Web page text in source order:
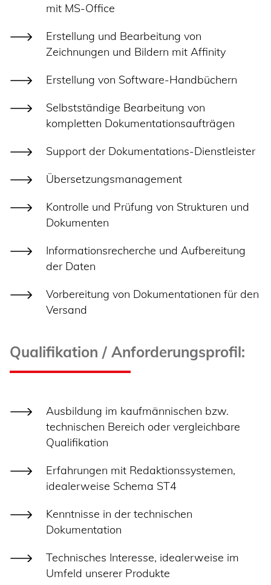
mit MS-Office
Erstellung und Bearbeitung von
Zeichnungen und Bildern mit Affinity
Erstellung von Software-Handbüchern
Selbstständige Bearbeitung von
kompletten Dokumentationsaufträgen
Support der Dokumentations-Dienstleister
Übersetzungsmanagement
Kontrolle und Prüfung von Strukturen und
Dokumenten
Informationsrecherche und Aufbereitung
der Daten
Vorbereitung von Dokumentationen für den
Versand
Qualifikation / Anforderungsprofil:
Ausbildung im kaufmännischen bzw.
technischen Bereich oder vergleichbare
Qualifikation
Erfahrungen mit Redaktionssystemen,
idealerweise Schema ST4
Kenntnisse in der technischen
Dokumentation
Technisches Interesse, idealerweise im
Umfeld unserer Produkte